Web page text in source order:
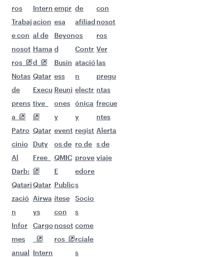
ros
Trabaj
e con
nosot
ros
Notas
de
prens
a
Patro
cinio
Al
Darb:
Qatari
zació
n
Infor
mes
anual
Intern
acion
al de
Hama
d
Qatar
Execu
tive
Qatar
Duty
Free
Qatar
Airwa
ys
Cargo
Intern
empr
esa
Beyon
d
Busin
ess
Reuni
ones
y
event
os de
QMIC
E
Public
ítese
con
nosot
ros
de
afiliad
os
Contr
atació
n
electr
ónica
y
regist
ro de
prove
edore
s
Socio
s
come
rciale
s
con
nosot
ros
Ver
las
pregu
ntas
frecue
ntes
Alerta
s de
viaje